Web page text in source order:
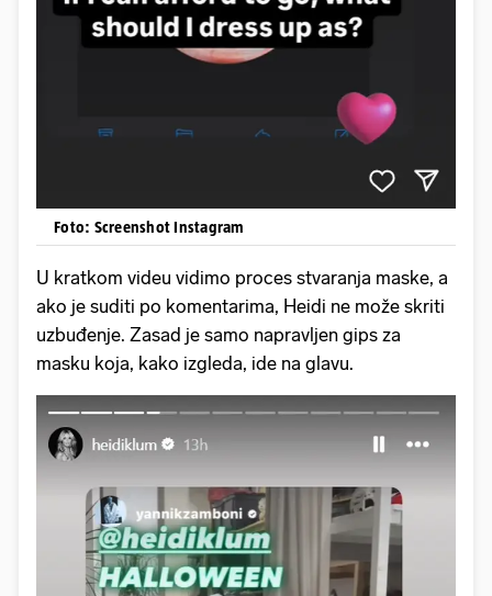
Foto: Screenshot Instagram
U kratkom videu vidimo proces stvaranja maske, a
ako je suditi po komentarima, Heidi ne može skriti
uzbuđenje. Zasad je samo napravljen gips za
masku koja, kako izgleda, ide na glavu.